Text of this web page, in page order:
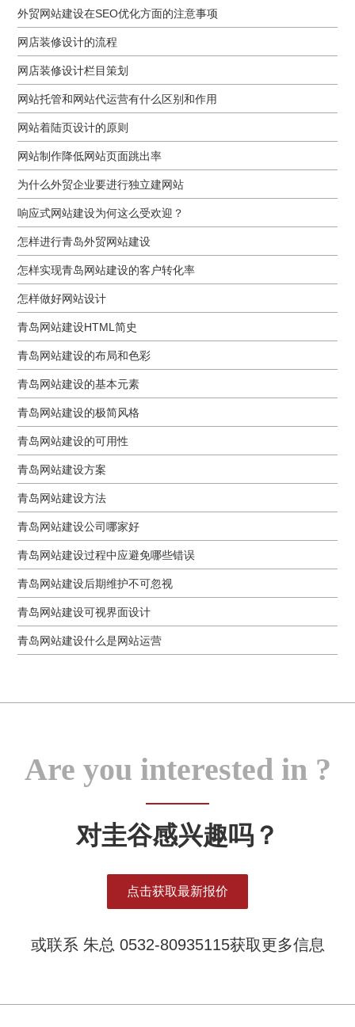
外贸网站建设在SEO优化方面的注意事项
网店装修设计的流程
网店装修设计栏目策划
网站托管和网站代运营有什么区别和作用
网站着陆页设计的原则
网站制作降低网站页面跳出率
为什么外贸企业要进行独立建网站
响应式网站建设为何这么受欢迎？
怎样进行青岛外贸网站建设
怎样实现青岛网站建设的客户转化率
怎样做好网站设计
青岛网站建设HTML简史
青岛网站建设的布局和色彩
青岛网站建设的基本元素
青岛网站建设的极简风格
青岛网站建设的可用性
青岛网站建设方案
青岛网站建设方法
青岛网站建设公司哪家好
青岛网站建设过程中应避免哪些错误
青岛网站建设后期维护不可忽视
青岛网站建设可视界面设计
青岛网站建设什么是网站运营
Are you interested in ?
对圭谷感兴趣吗？
点击获取最新报价
或联系 朱总 0532-80935115获取更多信息